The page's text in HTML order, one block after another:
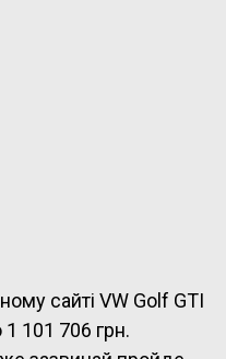
сайті VW Golf GTI
101 706 грн.